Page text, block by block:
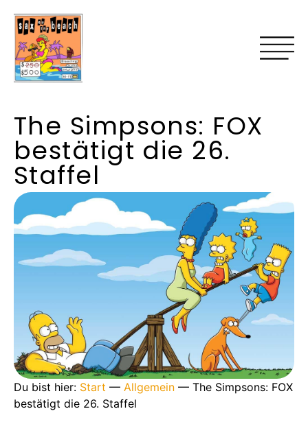
The Simpsons: FOX
bestätigt die 26.
Staffel
Du bist hier: Start — Allgemein — The Simpsons: FOX
bestätigt die 26. Staffel